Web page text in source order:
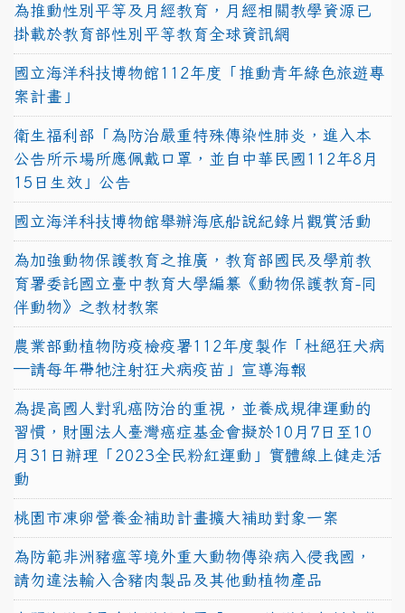
為推動性別平等及月經教育，月經相關教學資源已
掛載於教育部性別平等教育全球資訊網
國立海洋科技博物館112年度「推動青年綠色旅遊專
案計畫」
衛生福利部「為防治嚴重特殊傳染性肺炎，進入本
公告所示場所應佩戴口罩，並自中華民國112年8月
15日生效」公告
國立海洋科技博物館舉辦海底船說紀錄片觀賞活動
為加強動物保護教育之推廣，教育部國民及學前教
育署委託國立臺中教育大學編纂《動物保護教育-同
伴動物》之教材教案
農業部動植物防疫檢疫署112年度製作「杜絕狂犬病
—請每年帶牠注射狂犬病疫苗」宣導海報
為提高國人對乳癌防治的重視，並養成規律運動的
習慣，財團法人臺灣癌症基金會擬於10月7日至10
月31日辦理「2023全民粉紅運動」實體線上健走活
動
桃園市凍卵營養金補助計畫擴大補助對象一案
為防範非洲豬瘟等境外重大動物傳染病入侵我國，
請勿違法輸入含豬肉製品及其他動植物產品